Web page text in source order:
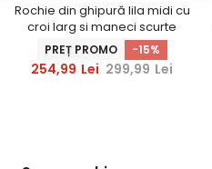
Rochie din ghipură lila midi cu
croi larg si maneci scurte
bufante
PREȚ PROMO -15%
254,99 Lei 299,99 Lei